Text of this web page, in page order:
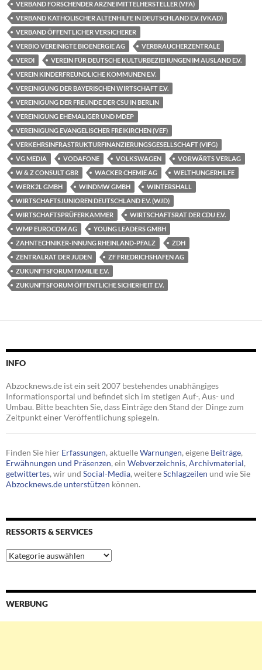
VERBAND FORSCHENDER ARZNEIMITTELHERSTELLER (VFA)
VERBAND KATHOLISCHER ALTENHILFE IN DEUTSCHLAND E.V. (VKAD)
VERBAND ÖFFENTLICHER VERSICHERER
VERBIO VEREINIGTE BIOENERGIE AG
VERBRAUCHERZENTRALE
VERDI
VEREIN FÜR DEUTSCHE KULTURBEZIEHUNGEN IM AUSLAND E.V.
VEREIN KINDERFREUNDLICHE KOMMUNEN E.V.
VEREINIGUNG DER BAYERISCHEN WIRTSCHAFT E.V.
VEREINIGUNG DER FREUNDE DER CSU IN BERLIN
VEREINIGUNG EHEMALIGER UND MDEP
VEREINIGUNG EVANGELISCHER FREIKIRCHEN (VEF)
VERKEHRSINFRASTRUKTURFINANZIERUNGSGESELLSCHAFT (VIFG)
VG MEDIA
VODAFONE VOLKSWAGEN
VORWÄRTS VERLAG
W & Z CONSULT GBR
WACKER CHEMIE AG
WELTHUNGERHILFE
WERK2L GMBH
WINDMW GMBH
WINTERSHALL
WIRTSCHAFTSJUNIOREN DEUTSCHLAND E.V. (WJD)
WIRTSCHAFTSPRÜFERKAMMER
WIRTSCHAFTSRAT DER CDU E.V.
WMP EUROCOM AG
YOUNG LEADERS GMBH
ZAHNTECHNIKER-INNUNG RHEINLAND-PFALZ
ZDH
ZENTRALRAT DER JUDEN
ZF FRIEDRICHSHAFEN AG
ZUKUNFTSFORUM FAMILIE E.V.
ZUKUNFTSFORUM ÖFFENTLICHE SICHERHEIT E.V.
INFO
Abzocknews.de ist ein seit 2007 bestehendes unabhängiges
Informationsportal und befindet sich im stetigen Auf-, Aus- und
Umbau. Bitte beachten Sie, dass Einträge den Stand der Dinge zum
Zeitpunkt einer Veröffentlichung spiegeln.
Finden Sie hier Erfassungen, aktuelleWarnungen, eigene Beiträge,
Erwähnungen und Präsenzen, ein Webverzeichnis, Archivmaterial,
getwittertes, wir und Social-Media, weitereSchlagzeilen und wie Sie
Abzocknews.de unterstützen können.
RESSORTS & SERVICES
Ressorts
&
WERBUNG